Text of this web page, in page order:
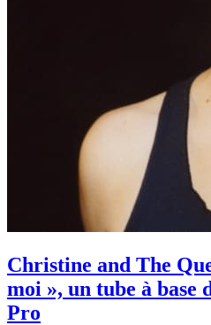
Christine and The
moi », un tube à base
Pro